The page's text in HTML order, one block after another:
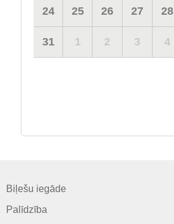
24 25 26 27 28
31 1 2 3 4
Biļešu iegāde
Palīdzība